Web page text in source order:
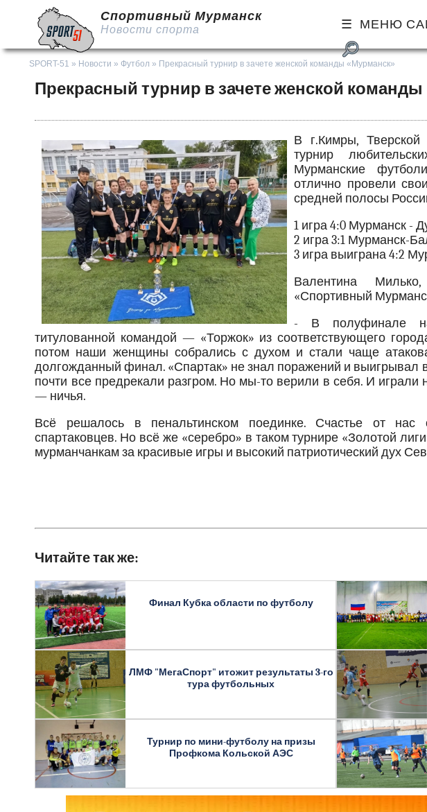
Спортивный Мурманск
Новости спорта МЕНЮ
SPORT-51 » Новости » Футбол » Прекрасный турнир в зачете женской команды «Мурманск»
Прекрасный турнир в зачете женской
В г.Кимры, Тверской
турнир
Мурманские
отлично провели
средней полосы
1 игра 4:0 Мурманск -
2 игра 3:1 Мурманск-
3 игра выиграна 4:2
Валентина
«Спортивный
- В полуфинале
титулованной командой — «Торжок» из соответствующего
потом наши женщины собрались с духом и стали чаще
долгожданный финал. «Спартак» не знал поражений и выигрывал
почти все предрекали разгром. Но мы-то верили в себя. И
— ничья.
Всё решалось в пенальтинском поединке. Счастье от нас
спартаковцев. Но всё же «серебро» в таком турнире «Золотой
мурманчанкам за красивые игры и высокий патриотический дух
Читайте так же:
Финал Кубка области по футболу
ЛМФ "МегаСпорт" итожит результаты 3-го
тура футбольных
Турнир по мини-футболу на призы
Профкома Кольской АЭС